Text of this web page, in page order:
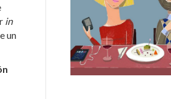
in
un